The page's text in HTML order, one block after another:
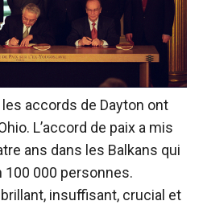
accords de Dayton ont
L’accord de paix a mis
ans dans les Balkans qui
100 000 personnes.
insuffisant, crucial et